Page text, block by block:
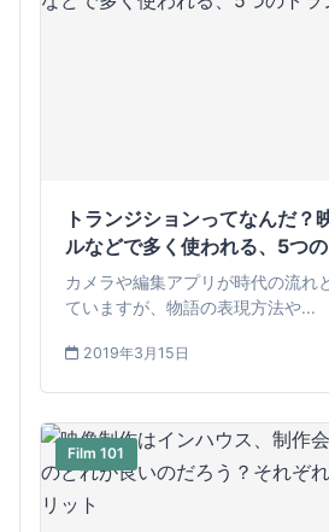
トランジションってなんだ？
ルなどで多く使われる、5つ
カメラや編集アプリが時代の流れ
ていますが、物語の表現方法や...
2019年3月15日
Film 101